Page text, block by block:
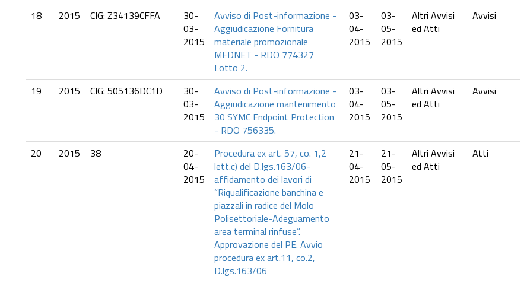
18 2015 CIG: Z34139CFFA
30-
03-
2015
Avviso di Post-informazione -
Aggiudicazione Fornitura
materiale promozionale
MEDNET - RDO 774327
Lotto 2.
03-
04-
2015
03-
05-
2015
Altri Avvisi
ed Atti
Avvisi
19 2015 CIG: 505136DC1D
30-
03-
2015
Avviso di Post-informazione -
Aggiudicazione mantenimento
30 SYMC Endpoint Protection
- RDO 756335.
03-
04-
2015
03-
05-
2015
Altri Avvisi
ed Atti
Avvisi
20 2015 38
20-
04-
2015
Procedura ex art. 57, co. 1,2
lett.c) del D.lgs.163/06-
affidamento dei lavori di
“Riqualificazione banchina e
piazzali in radice del Molo
Polisettoriale-Adeguamento
area terminal rinfuse”.
Approvazione del PE. Avvio
procedura ex art.11, co.2,
D.lgs.163/06
21-
04-
2015
21-
05-
2015
Altri Avvisi
ed Atti
Atti